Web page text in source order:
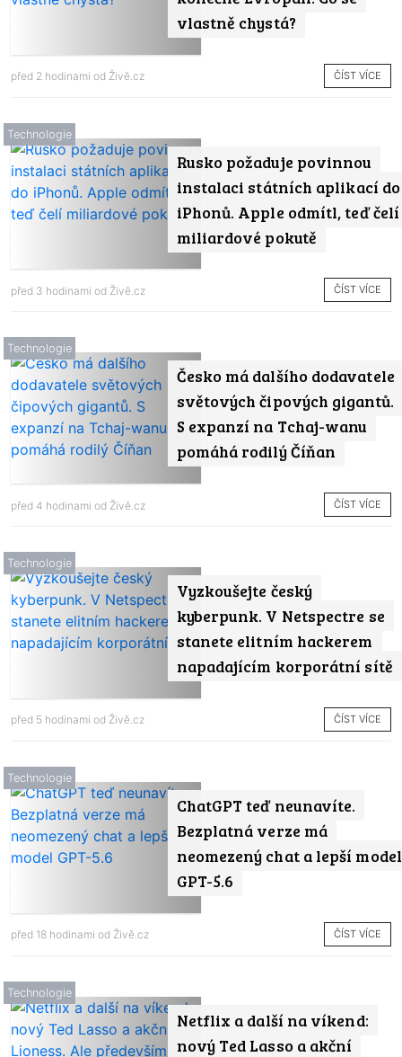
vlastně chystá?
před 2 hodinami od Živě.cz ČÍST VÍCE
Rusko požaduje povinnou
instalaci státních aplikací do
iPhonů. Apple odmítl, teď čelí
miliardové pokutě
Technologie
před 3 hodinami od Živě.cz ČÍST VÍCE
Česko má dalšího dodavatele
světových čipových gigantů.
S expanzí na Tchaj-wanu
pomáhá rodilý Číňan
Technologie
před 4 hodinami od Živě.cz ČÍST VÍCE
Vyzkoušejte český
kyberpunk. V Netspectre se
stanete elitním hackerem
napadajícím korporátní sítě
Technologie
před 5 hodinami od Živě.cz ČÍST VÍCE
ChatGPT teď neunavíte.
Bezplatná verze má
neomezený chat a lepší model
GPT-5.6
Technologie
před 18 hodinami od Živě.cz ČÍST VÍCE
Netflix a další na víkend:
nový Ted Lasso a akční
Technologie